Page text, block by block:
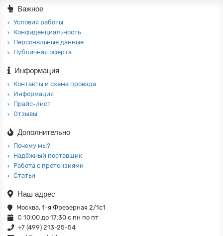
Важное
Условия работы
Конфиденциальность
Персональные данные
Публичная оферта
Информация
Контакты и схема проезда
Информация
Прайс-лист
Отзывы
Дополнительно
Почему мы?
Надёжный поставщик
Работа с претензиями
Статьи
Наш адрес
Москва, 1-я Фрезерная 2/1с1
С 10:00 до 17:30 с пн по пт
+7 (499) 213-25-54